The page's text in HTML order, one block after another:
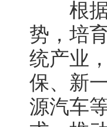
根据
势，培
统产业
保、新
源汽车